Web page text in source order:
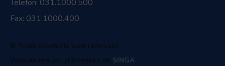
Telefon: 031.1000.500
Fax: 031.1000.400
© Toate drepturile sunt rezervate.
Website realizat și întreținut de SINGA